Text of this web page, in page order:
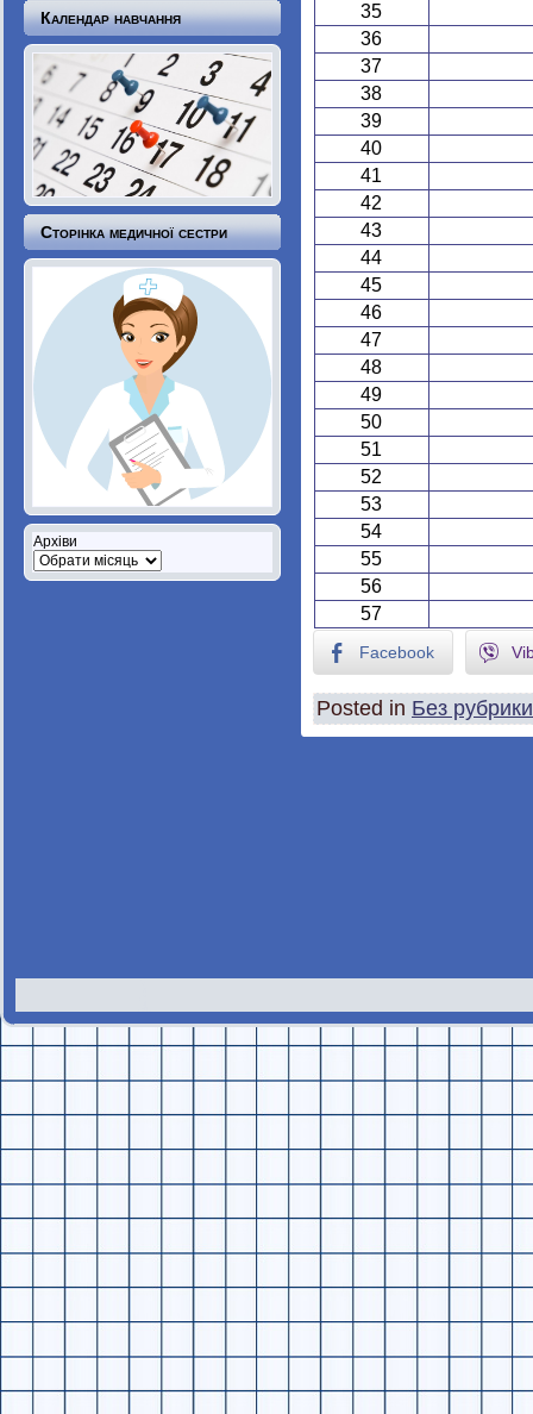
Календар навчання
Сторінка медичної сестри
Архіви
35
36
37
38
39
40
41
42
43
44
45
46
47
48
49
50
51
52
53
54
55
56
57
Facebook
Posted in Без рубрики